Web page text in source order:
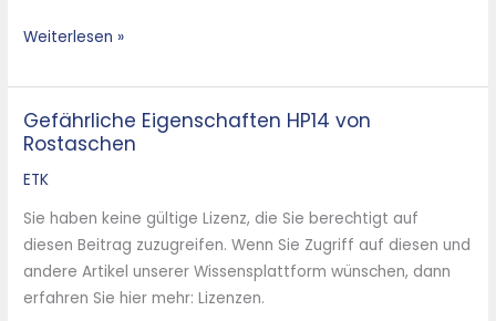
–
Weiterlesen »
Gefährliche Eigenschaften HP14 von
Rostaschen
ETK
Sie haben keine gültige Lizenz, die Sie berechtigt auf
diesen Beitrag zuzugreifen. Wenn Sie Zugriff auf diesen und
andere Artikel unserer Wissensplattform wünschen, dann
erfahren Sie hier mehr: Lizenzen.
Gefährliche
Eigenschaften
HP14
Rostaschen